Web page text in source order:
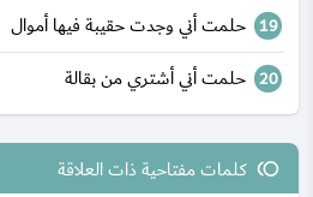
حلمت أني وجدت حقيبة فيها أموال
حلمت أني أشتري من بقالة
toll كلمات مفتاحية ذات العلاقة